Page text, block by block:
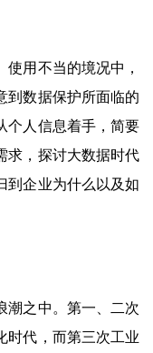
用不当的境况中，
到数据保护所面临的
个人信息着手，简要
求，探讨大数据时代
到企业为什么以及如
潮之中。第一、二次
时代，而第三次工业